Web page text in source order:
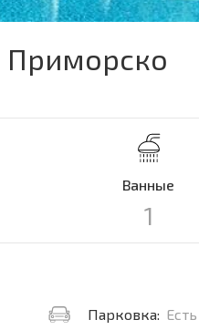
Приморско
Ванные
1
Парковка: Есть